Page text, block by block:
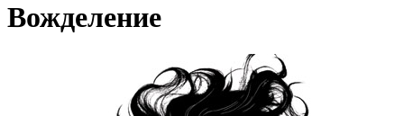
Вожделение